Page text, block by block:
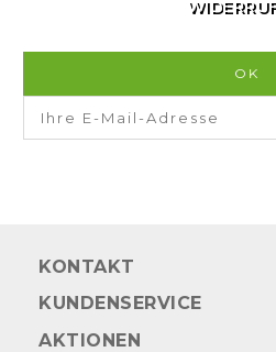
KONTAKT
KUNDENSERVICE
AKTIONEN